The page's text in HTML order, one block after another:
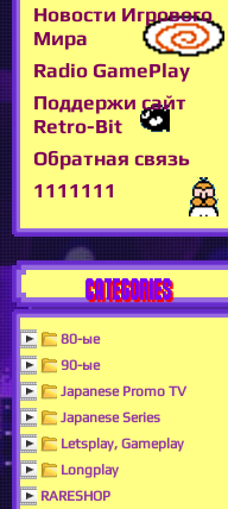
Новости Игрового
Мира
Radio GamePlay
Поддержи сайт
Retro-Bit
Обратная связь
1111111
CATEGORIES
80-ые
90-ые
Japanese Promo TV
Japanese Series
Letsplay, Gameplay
Longplay
RARESHOP